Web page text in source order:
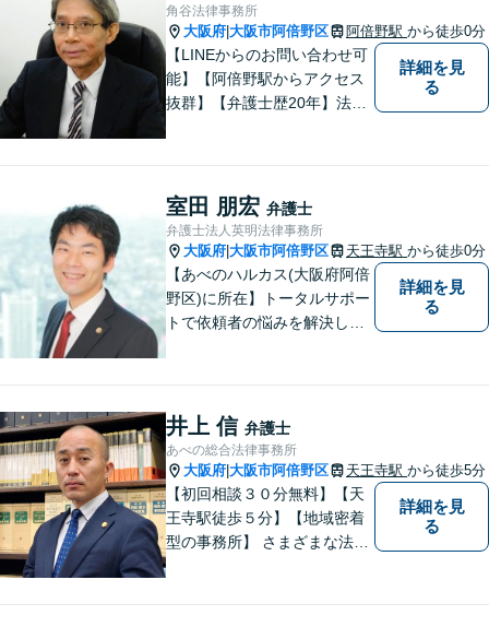
角谷法律事務所
大阪府 大阪市阿倍野区 阿倍野駅 から徒歩0分
【LINEからのお問い合わせ可
能】【阿倍野駅からアクセス
抜群】【弁護士歴20年】法テ
トップ対応が強み！交通事故
／遺産分割／離婚／債務整理
／その他
詳細を見
る
室田 朋宏 弁護士
弁護士法人英明法律事務所
大阪府 大阪市阿倍野区 天王寺駅 から徒歩0分
【あべのハルカス(大阪府阿倍
野区)に所在】トータルサポー
トで依頼者の悩みを解決しま
詳細を見
る
井上 信 弁護士
あべの総合法律事務所
大阪府 大阪市阿倍野区 天王寺駅 から徒歩5分
【初回相談３０分無料】【天
王寺駅徒歩５分】【地域密着
型の事務所】 さまざまな法律
詳細を見
る